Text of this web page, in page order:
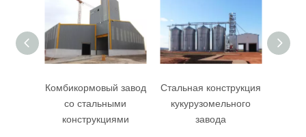
Комбикормовый завод
со стальными
конструкциями
Стальная конструкция
кукурузомельного
завода